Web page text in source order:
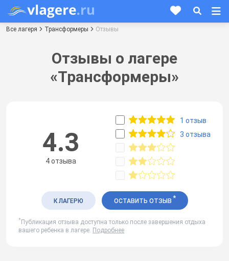
Все лагеря Трансформеры Отзывы
Отзывы о лагере
«Трансформеры»
4.3
4 отзыва
1 отзыв
3 отзыва
К ЛАГЕРЮ ОСТАВИТЬ ОТЗЫВ *
* Публикация отзыва доступна только после завершения отдыха
вашего ребенка в лагере. Подробнее